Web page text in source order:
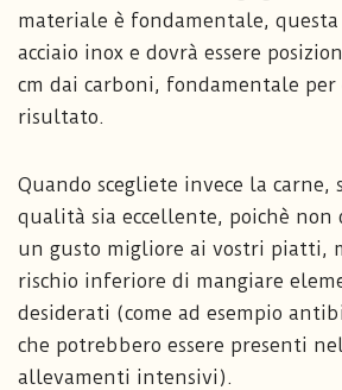
materiale è fondamentale, questa
acciaio inox e dovrà essere
cm dai carboni, fondamentale
risultato.
Quando scegliete invece la carne,
qualità sia eccellente, poichè non
un gusto migliore ai vostri piatti,
rischio inferiore di mangiare
desiderati (come ad esempio
che potrebbero essere presenti
allevamenti intensivi).